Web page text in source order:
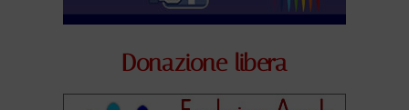
Donazione libera